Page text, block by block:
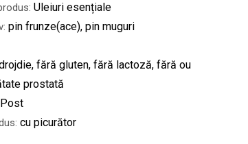
Uleiuri esențiale
pin frunze(ace), pin muguri
fără gluten, fără lactoză, fără ou
prostată
cu picurător